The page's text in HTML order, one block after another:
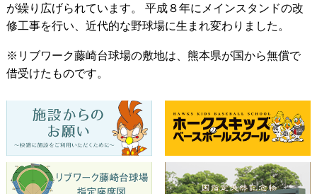
が繰り広げられています。 平成８年にメインスタンドの改
修工事を行い、近代的な野球場に生まれ変わりました。
※リブワーク藤崎台球場の敷地は、熊本県が国から無償で
借受けたものです。